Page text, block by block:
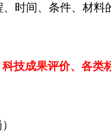
时间、条件、材
技成果评价、各